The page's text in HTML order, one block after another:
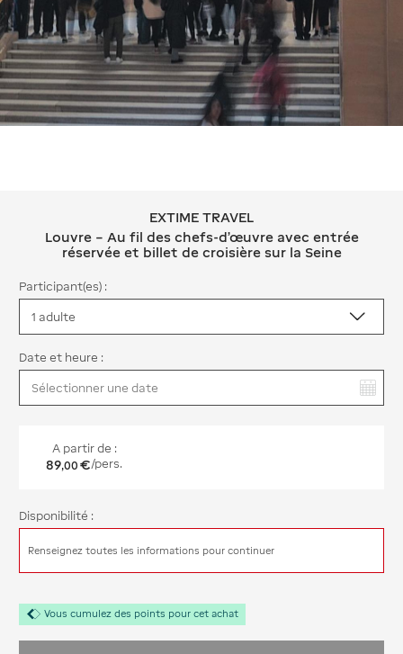
EXTIME TRAVEL Louvre – Au fil
EXTIME TRAVEL
Louvre – Au fil des chefs-d’œuvre avec entrée
réservée et billet de croisière sur la Seine
Participant(es) :
Date et heure :
A partir de :
89,00 €/pers.
Disponibilité :
Renseignez toutes les informations pour continuer
Vous cumulez des points pour cet achat